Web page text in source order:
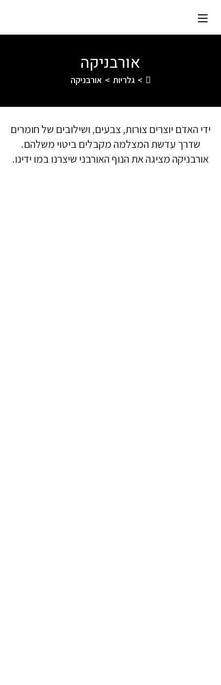
אורבניקה
> גלריות > אורבניקה
ידי האדם יוצרים צורות, צבעים, ושילובים של חומרים
שדרך עדשת המצלמה מקבלים ביטוי משלהם.
אורבניקה מציגה את הנוף האורבני שיצרנו במו ידינו.